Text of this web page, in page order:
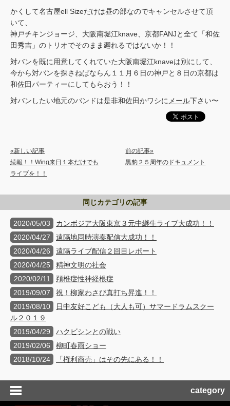
かくして名古屋ell Sizeだけは昼の部なのでキャンセルさせて頂
いて、
神戸チキンジョージ、大阪南堀江knave、京都FANJと全て「和佐
田秀吉」のトリオでそのまま廻れるではないか！！
対バンを既に用意してくれていた大阪南堀江knaveは別にして、
今から対バンを探さねばならん１１月６日の神戸と８日の京都は
和佐田パーティーにしてもらおう！！
対バンしたい地元のバンドは是非和佐田かワシにメール下さい〜
«新しい記事
続報！！Wing来日１本だけでも
ライブを！！
前の記事»
黒豹２５周年のドキュメント
同じカテゴリの記事
2020/05/03
カンボジア大阪東京３元中継生ライブ大成功！！
2020/04/27
遠隔地同時演奏配信大成功！！
2020/04/26
遠隔ライブ配信２回目レポート
2020/04/25
精神文明の社会
2020/02/11
頚椎症性神経根症
2019/09/07
祝！柳家わさび真打ち昇進！！
2019/08/10
日中友好こども（大人も可）サマードラムスクー
ル２０１９
2019/04/29
ハクビシンとの戦い
2019/02/06
柳町春雨ショー
2018/10/24
「権利商売」はその先にある！！
category